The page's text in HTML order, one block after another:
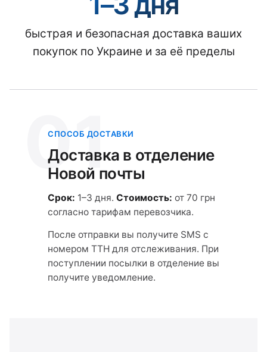
быстрая и безопасная доставка ваших
покупок по Украине и за её пределы
01
СПОСОБ ДОСТАВКИ
Доставка в отделение
Новой почты
Срок: 1–3 дня. Стоимость: от 70 грн
согласно тарифам перевозчика.
После отправки вы получите SMS с
номером ТТН для отслеживания. При
поступлении посылки в отделение вы
получите уведомление.